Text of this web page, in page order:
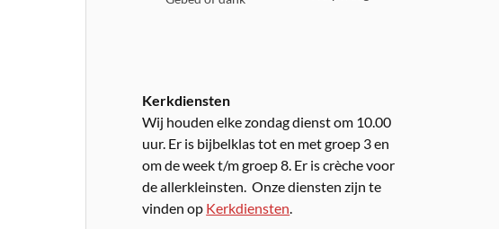
Kerkdiensten
Wij houden elke zondag dienst om 10.00
uur. Er is bijbelklas tot en met groep 3 en
om de week t/m groep 8. Er is crèche voor
de allerkleinsten. Onze diensten zijn te
vinden op Kerkdiensten.